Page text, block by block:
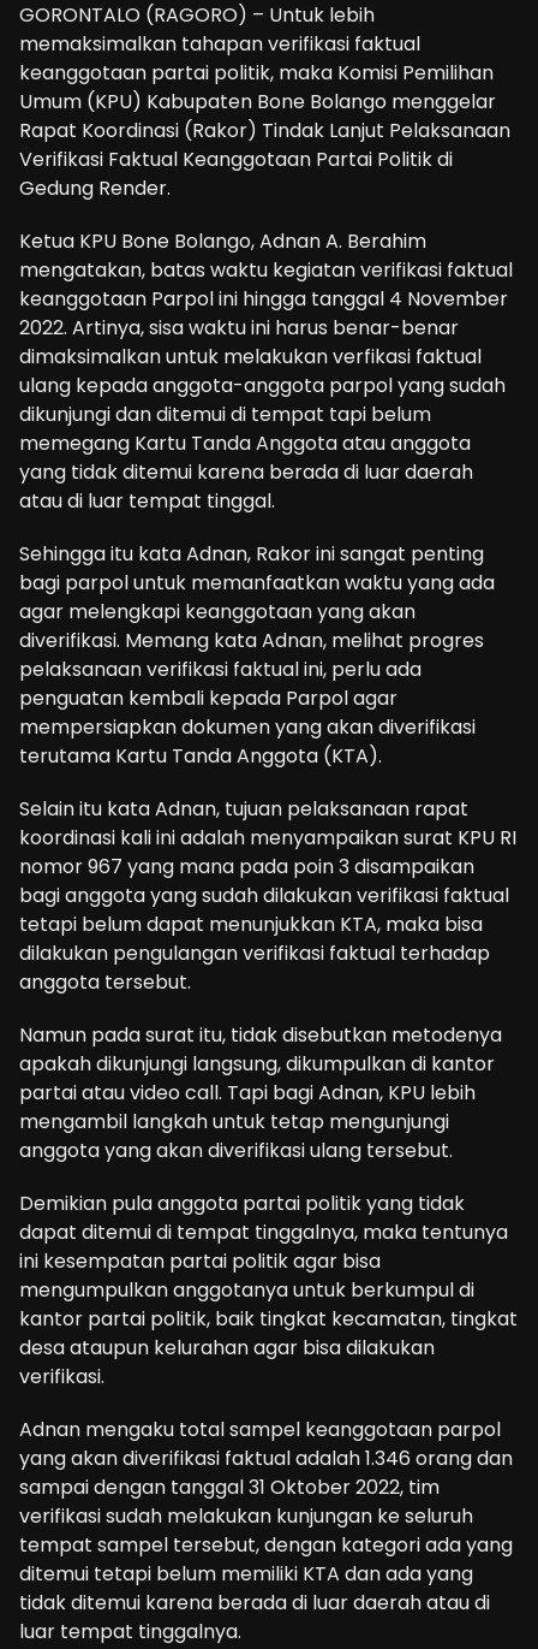
GORONTALO (RAGORO) – Untuk lebih
memaksimalkan tahapan verifikasi faktual
keanggotaan partai politik, maka Komisi Pemilihan
Umum (KPU) Kabupaten Bone Bolango menggelar
Rapat Koordinasi (Rakor) Tindak Lanjut Pelaksanaan
Verifikasi Faktual Keanggotaan Partai Politik di
Gedung Render.
Ketua KPU Bone Bolango, Adnan A. Berahim
mengatakan, batas waktu kegiatan verifikasi faktual
keanggotaan Parpol ini hingga tanggal 4 November
2022. Artinya, sisa waktu ini harus benar-benar
dimaksimalkan untuk melakukan verfikasi faktual
ulang kepada anggota-anggota parpol yang sudah
dikunjungi dan ditemui di tempat tapi belum
memegang Kartu Tanda Anggota atau anggota
yang tidak ditemui karena berada di luar daerah
atau di luar tempat tinggal.
Sehingga itu kata Adnan, Rakor ini sangat penting
bagi parpol untuk memanfaatkan waktu yang ada
agar melengkapi keanggotaan yang akan
diverifikasi. Memang kata Adnan, melihat progres
pelaksanaan verifikasi faktual ini, perlu ada
penguatan kembali kepada Parpol agar
mempersiapkan dokumen yang akan diverifikasi
terutama Kartu Tanda Anggota (KTA).
Selain itu kata Adnan, tujuan pelaksanaan rapat
koordinasi kali ini adalah menyampaikan surat KPU RI
nomor 967 yang mana pada poin 3 disampaikan
bagi anggota yang sudah dilakukan verifikasi faktual
tetapi belum dapat menunjukkan KTA, maka bisa
dilakukan pengulangan verifikasi faktual terhadap
anggota tersebut.
Namun pada surat itu, tidak disebutkan metodenya
apakah dikunjungi langsung, dikumpulkan di kantor
partai atau video call. Tapi bagi Adnan, KPU lebih
mengambil langkah untuk tetap mengunjungi
anggota yang akan diverifikasi ulang tersebut.
Demikian pula anggota partai politik yang tidak
dapat ditemui di tempat tinggalnya, maka tentunya
ini kesempatan partai politik agar bisa
mengumpulkan anggotanya untuk berkumpul di
kantor partai politik, baik tingkat kecamatan, tingkat
desa ataupun kelurahan agar bisa dilakukan
verifikasi.
Adnan mengaku total sampel keanggotaan parpol
yang akan diverifikasi faktual adalah 1.346 orang dan
sampai dengan tanggal 31 Oktober 2022, tim
verifikasi sudah melakukan kunjungan ke seluruh
tempat sampel tersebut, dengan kategori ada yang
ditemui tetapi belum memiliki KTA dan ada yang
tidak ditemui karena berada di luar daerah atau di
luar tempat tinggalnya.